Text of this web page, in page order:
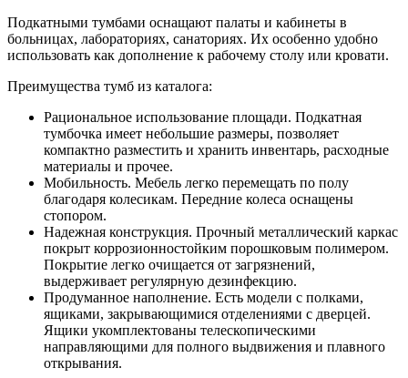
Подкатными тумбами оснащают палаты и кабинеты в
больницах, лабораториях, санаториях. Их особенно удобно
использовать как дополнение к рабочему столу или кровати.
Преимущества тумб из каталога:
Рациональное использование площади. Подкатная
тумбочка имеет небольшие размеры, позволяет
компактно разместить и хранить инвентарь, расходные
материалы и прочее.
Мобильность. Мебель легко перемещать по полу
благодаря колесикам. Передние колеса оснащены
стопором.
Надежная конструкция. Прочный металлический каркас
покрыт коррозионностойким порошковым полимером.
Покрытие легко очищается от загрязнений,
выдерживает регулярную дезинфекцию.
Продуманное наполнение. Есть модели с полками,
ящиками, закрывающимися отделениями с дверцей.
Ящики укомплектованы телескопическими
направляющими для полного выдвижения и плавного
открывания.